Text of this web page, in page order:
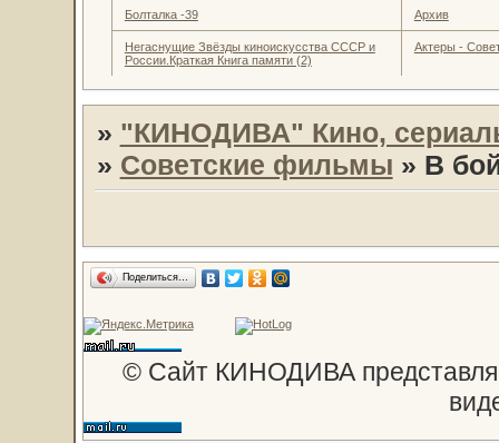
Болталка -39 Архив
Негаснущие Звёзды киноискусства СССР и
России.Краткая Книга памяти (2)
Актеры -
» "КИНОДИВА" Кино,
» Советские фильмы » В
Поделиться…
© Сайт КИНОДИВА